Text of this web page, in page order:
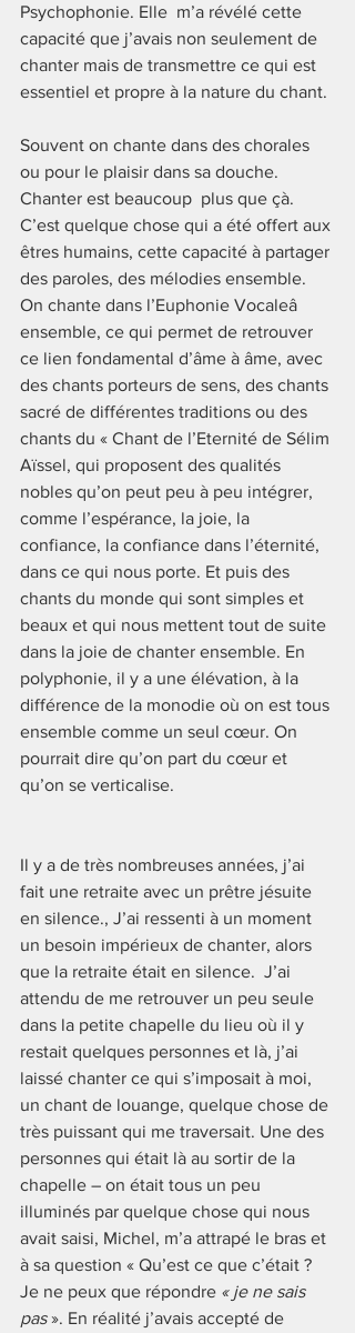
Psychophonie. Elle  m’a révélé cette
capacité que j’avais non seulement de
chanter mais de transmettre ce qui est
essentiel et propre à la nature du chant.
Souvent on chante dans des chorales
ou pour le plaisir dans sa douche.
Chanter est beaucoup  plus que çà.
C’est quelque chose qui a été offert aux
êtres humains, cette capacité à partager
des paroles, des mélodies ensemble.
On chante dans l’Euphonie Vocaleâ
ensemble, ce qui permet de retrouver
ce lien fondamental d’âme à âme, avec
des chants porteurs de sens, des chants
sacré de différentes traditions ou des
chants du « Chant de l’Eternité de Sélim
Aïssel, qui proposent des qualités
nobles qu’on peut peu à peu intégrer,
comme l’espérance, la joie, la
confiance, la confiance dans l’éternité,
dans ce qui nous porte. Et puis des
chants du monde qui sont simples et
beaux et qui nous mettent tout de suite
dans la joie de chanter ensemble. En
polyphonie, il y a une élévation, à la
différence de la monodie où on est tous
ensemble comme un seul cœur. On
pourrait dire qu’on part du cœur et
qu’on se verticalise.
Il y a de très nombreuses années, j’ai
fait une retraite avec un prêtre jésuite
en silence., J’ai ressenti à un moment
un besoin impérieux de chanter, alors
que la retraite était en silence.  J’ai
attendu de me retrouver un peu seule
dans la petite chapelle du lieu où il y
restait quelques personnes et là, j’ai
laissé chanter ce qui s’imposait à moi,
un chant de louange, quelque chose de
très puissant qui me traversait. Une des
personnes qui était là au sortir de la
chapelle – on était tous un peu
illuminés par quelque chose qui nous
avait saisi, Michel, m’a attrapé le bras et
à sa question « Qu’est ce que c’était ?
Je ne peux que répondre « je ne sais
pas ». En réalité j’avais accepté de